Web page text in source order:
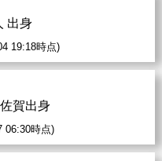
出身
19:18時点)
賀出身
06:30時点)